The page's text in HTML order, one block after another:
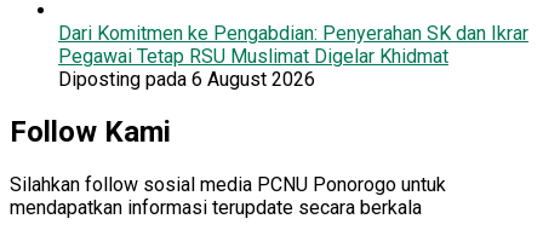
Dari Komitmen ke Pengabdian: Penyerahan SK dan Ikrar
Pegawai Tetap RSU Muslimat Digelar Khidmat
Diposting pada 6 August 2026
Follow Kami
Silahkan follow sosial media PCNU Ponorogo untuk
mendapatkan informasi terupdate secara berkala